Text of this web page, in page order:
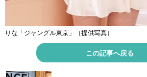
りな「ジャングル東京」（提供写真）
この記事へ戻る